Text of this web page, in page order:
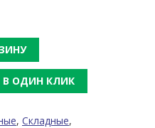
В ОДИН КЛИК
, Складные,